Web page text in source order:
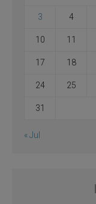
3 4
10 11
17 18
24 25
31
« Jul